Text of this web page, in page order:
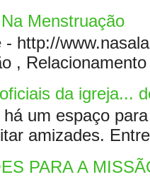
Menstruação
- http://
,
da igreja...
um espaço
amizades.
PARA A